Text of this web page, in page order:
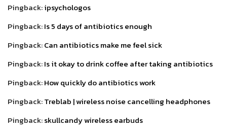
Pingback:ipsychologos
Pingback:Is 5 days of antibiotics enough
Pingback:Can antibiotics make me feel sick
Pingback:Is it okay to drink coffee after taking antibiotics
Pingback:How quickly do antibiotics work
Pingback:Treblab | wireless noise cancelling headphones
Pingback:skullcandy wireless earbuds